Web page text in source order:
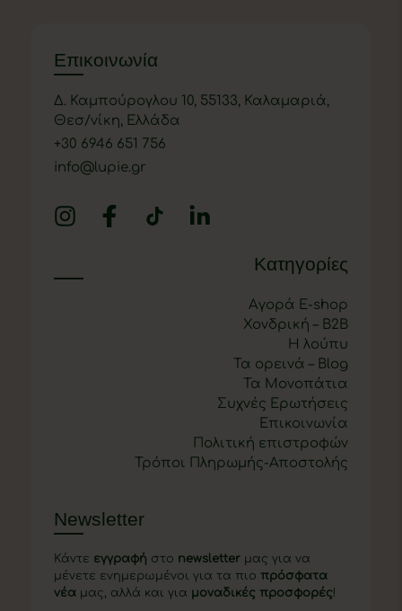
Επικοινωνία
Δ. Καμπούρογλου 10, 55133, Καλαμαριά,
Θεσ/νίκη, Ελλάδα
+30 6946 651 756
info@lupie.gr
Κατηγορίες
Αγορά E-shop
Χονδρική – B2B
Η λούπυ
Τα ορεινά – Blog
Τα Μονοπάτια
Συχνές Ερωτήσεις
Επικοινωνία
Πολιτική επιστροφών
Τρόποι Πληρωμής-Αποστολής
Newsletter
Κάντε εγγραφή στο newsletter μας για να
μένετε ενημερωμένοι για τα πιο πρόσφατα
νέα μας, αλλά και για μοναδικές προσφορές!